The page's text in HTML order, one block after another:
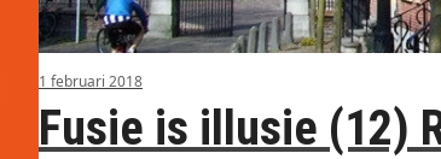
1 februari 2018
Fusie is illusie (12)